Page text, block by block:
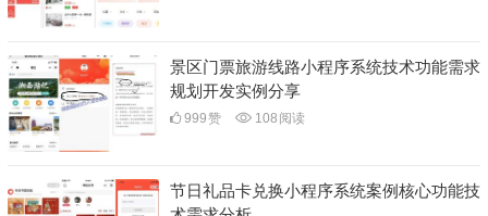
景区门票旅游线路小程序系统技术功能需求
规划开发实例分享
999赞 108 阅读
节日礼品卡兑换小程序系统案例核心功能技